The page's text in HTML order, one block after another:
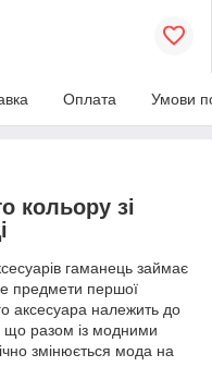
Оплата Умови
кольору зі
гаманець займає
предмети першої
аксесуара належить до
що разом із модними
змінюється мода на